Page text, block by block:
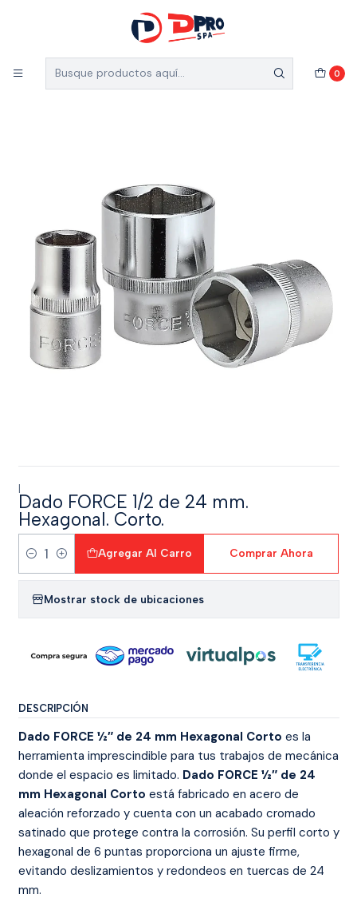
0
5% de descuento en el total de tu compra (Válido
para nuevos clientes)
Inicio Ferretería Industrial
Dado FORCE 1/2 de 24 mm. Hexagonal. Corto.
|
Dado FORCE 1/2 de 24 mm.
Hexagonal. Corto.
Cantidad
Agregar Al Carro Comprar Ahora
Mostrar stock de ubicaciones
DESCRIPCIÓN
Dado FORCE ½″ de 24 mm Hexagonal Corto es la
herramienta imprescindible para tus trabajos de mecánica
donde el espacio es limitado. Dado FORCE ½″ de 24
mm Hexagonal Corto está fabricado en acero de
aleación reforzado y cuenta con un acabado cromado
satinado que protege contra la corrosión. Su perfil corto y
hexagonal de 6 puntas proporciona un ajuste firme,
evitando deslizamientos y redondeos en tuercas de 24
mm.